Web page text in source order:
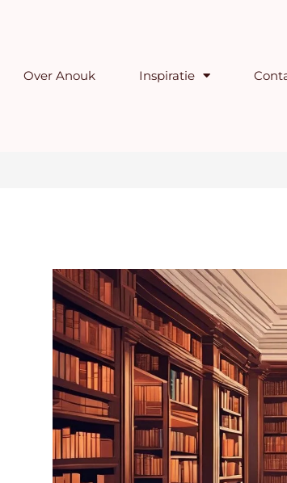
Over Anouk Inspiratie